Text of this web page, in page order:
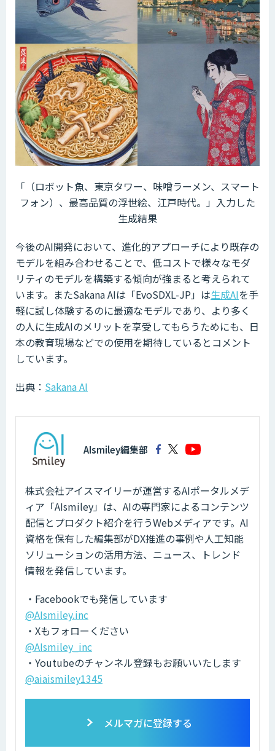
「（ロボット魚、東京タワー、味噌ラーメン、スマート
フォン）、最高品質の浮世絵、江戸時代。」入力した
生成結果
今後のAI開発において、進化的アプローチにより既存の
モデルを組み合わせることで、低コストで様々なモダ
リティのモデルを構築する傾向が強まると考えられて
います。またSakana AIは「EvoSDXL-JP」は生成AIを手
軽に試し体験するのに最適なモデルであり、より多く
の人に生成AIのメリットを享受してもらうためにも、日
本の教育現場などでの使用を期待しているとコメント
しています。
出典： Sakana AI
AIsmiley編集部
株式会社アイスマイリーが運営するAIポータルメデ
ィア「AIsmiley」は、AIの専門家によるコンテンツ
配信とプロダクト紹介を行うWebメディアです。AI
資格を保有した編集部がDX推進の事例や人工知能
ソリューションの活用方法、ニュース、トレンド
情報を発信しています。
・Facebookでも発信しています
@AIsmiley.inc
・Xもフォローください
@AIsmiley_inc
・Youtubeのチャンネル登録もお願いいたします
@aiaismiley1345
メルマガに登録する